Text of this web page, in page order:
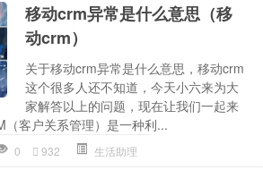
移动crm异常是什么意思（移
动crm）
关于移动crm异常是什么意思，移动crm
这个很多人还不知道，今天小六来为大
家解答以上的问题，现在让我们一起来
客户关系管理）是一种利...
0 932 生活助理